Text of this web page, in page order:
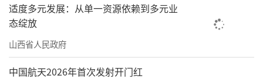
适度多元发展：从单一资源依赖到多元业
态绽放
山西省人民政府
中国航天2026年首次发射开门红